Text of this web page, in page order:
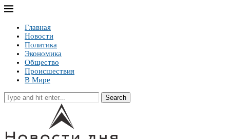
Главная
Новости
Политика
Экономика
Общество
Происшествия
В Мире
Search